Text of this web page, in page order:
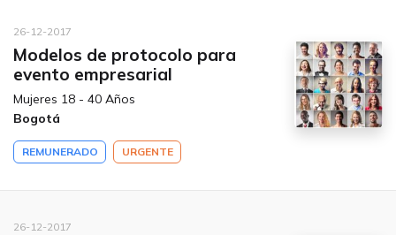
26-12-2017
Modelos de protocolo para
evento empresarial
Mujeres 18 - 40 Años
Bogotá
REMUNERADO URGENTE
26-12-2017